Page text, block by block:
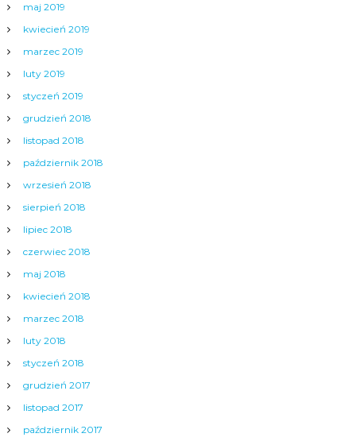
maj 2019
kwiecień 2019
marzec 2019
luty 2019
styczeń 2019
grudzień 2018
listopad 2018
październik 2018
wrzesień 2018
sierpień 2018
lipiec 2018
czerwiec 2018
maj 2018
kwiecień 2018
marzec 2018
luty 2018
styczeń 2018
grudzień 2017
listopad 2017
październik 2017